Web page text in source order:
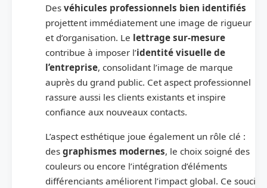
Des véhicules professionnels bien identifiés
projettent immédiatement une image de rigueur
et d’organisation. Le lettrage sur-mesure
contribue à imposer l’identité visuelle de
l’entreprise, consolidant l’image de marque
auprès du grand public. Cet aspect professionnel
rassure aussi les clients existants et inspire
confiance aux nouveaux contacts.
L’aspect esthétique joue également un rôle clé :
des graphismes modernes, le choix soigné des
couleurs ou encore l’intégration d’éléments
différenciants améliorent l’impact global. Ce souci